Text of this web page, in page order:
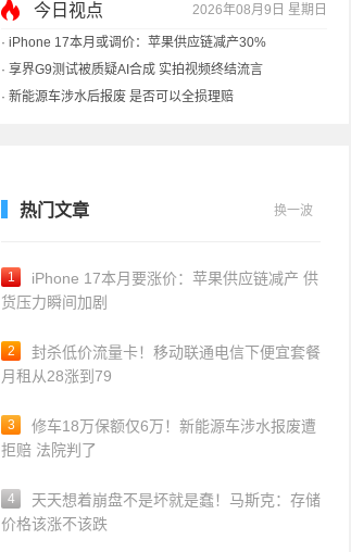
今日视点 2026年08月9日 星期日
· iPhone 17本月或调价：苹果供应链减产30%
· 享界G9测试被质疑AI合成 实拍视频终结流言
· 新能源车涉水后报废 是否可以全损理赔
热门文章 换一波
1
iPhone 17本月要涨价：苹果供应链减产 供
货压力瞬间加剧
2
封杀低价流量卡！移动联通电信下便宜套餐
月租从28涨到79
3
修车18万保额仅6万！新能源车涉水报废遭
拒赔 法院判了
4
天天想着崩盘不是坏就是蠢！马斯克：存储
价格该涨不该跌